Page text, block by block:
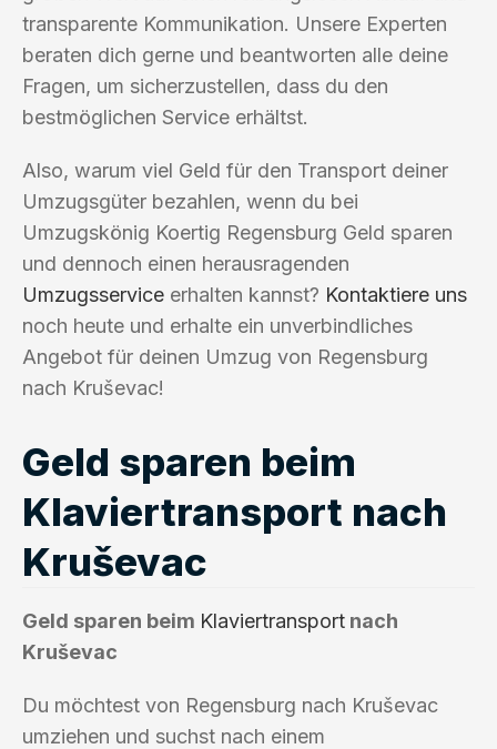
transparente Kommunikation. Unsere Experten
beraten dich gerne und beantworten alle deine
Fragen, um sicherzustellen, dass du den
bestmöglichen Service erhältst.
Also, warum viel Geld für den Transport deiner
Umzugsgüter bezahlen, wenn du bei
Umzugskönig Koertig Regensburg Geld sparen
und dennoch einen herausragenden
Umzugsservice erhalten kannst? Kontaktiere uns
noch heute und erhalte ein unverbindliches
Angebot für deinen Umzug von Regensburg
nach Kruševac!
Geld sparen beim
Klaviertransport nach
Kruševac
Geld sparen beim Klaviertransport nach
Kruševac
Du möchtest von Regensburg nach Kruševac
umziehen und suchst nach einem